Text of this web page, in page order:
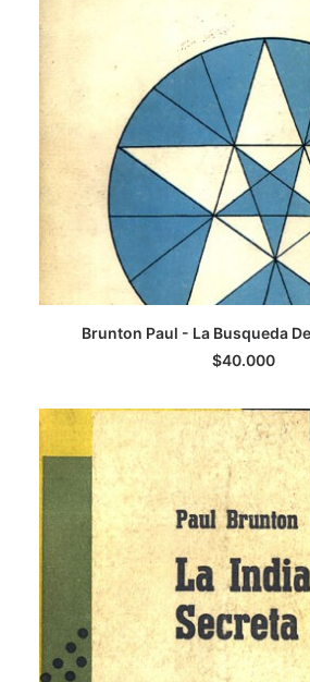
LEER MÁS
Brunton Paul - La Busqueda
$40.000